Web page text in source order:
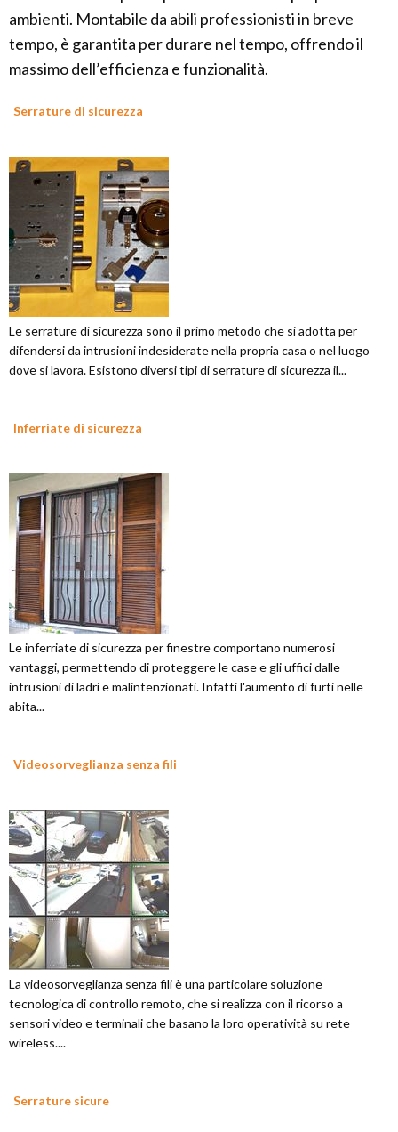
ambienti. Montabile da abili professionisti in breve
tempo, è garantita per durare nel tempo, offrendo il
massimo dell’efficienza e funzionalità.
Serrature di sicurezza
Le serrature di sicurezza sono il primo metodo che si adotta per
difendersi da intrusioni indesiderate nella propria casa o nel luogo
dove si lavora. Esistono diversi tipi di serrature di sicurezza il...
Inferriate di sicurezza
Le inferriate di sicurezza per finestre comportano numerosi
vantaggi, permettendo di proteggere le case e gli uffici dalle
intrusioni di ladri e malintenzionati. Infatti l'aumento di furti nelle
abita...
Videosorveglianza senza fili
La videosorveglianza senza fili è una particolare soluzione
tecnologica di controllo remoto, che si realizza con il ricorso a
sensori video e terminali che basano la loro operatività su rete
wireless....
Serrature sicure